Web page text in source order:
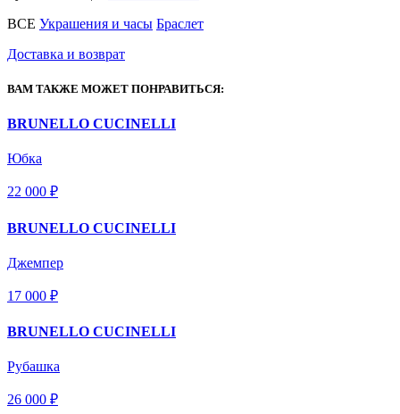
ВСЕ Украшения и часы Браслет
Доставка и возврат
ВАМ ТАКЖЕ МОЖЕТ ПОНРАВИТЬСЯ:
BRUNELLO CUCINELLI
Юбка
22 000 ₽
BRUNELLO CUCINELLI
Джемпер
17 000 ₽
BRUNELLO CUCINELLI
Рубашка
26 000 ₽